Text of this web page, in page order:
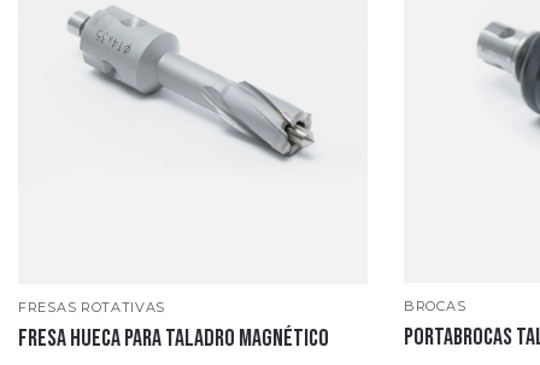
FRESAS ROTATIVAS
Fresa hueca para taladro magnético
BROCAS
PORTABROCAS